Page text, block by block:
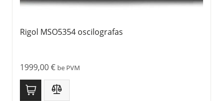
Rigol MSO5354 oscilografas
1999,00€ be PVM